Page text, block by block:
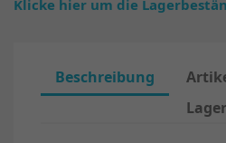
Klicke hier um die
Beschreibung